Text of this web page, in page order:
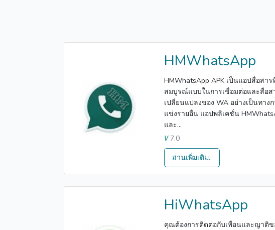
HMWhatsApp
HMWhatsApp APK เป็นแอปสื่อสา
สมบูรณ์แบบในการเชื่อมต่อและสื่อ
เปลี่ยนแปลงของ WA อย่างเป็นทา
แข่งรายอื่น แอปพลิเคชั่น
และ...
V7.0
อ่านเพิ่มเติม..
HiWhatsApp
คุณต้องการติดต่อกับเพื่อนและญาติ